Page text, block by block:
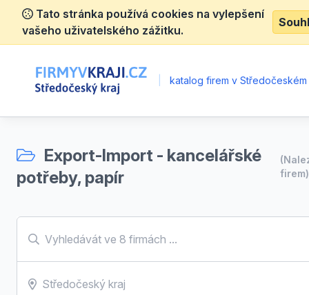
Tato stránka používá cookies na vylepšení
vašeho uživatelského zážitku.
katalog firem v Středočeském
Export-Import - kancelářské
potřeby, papír
firem)